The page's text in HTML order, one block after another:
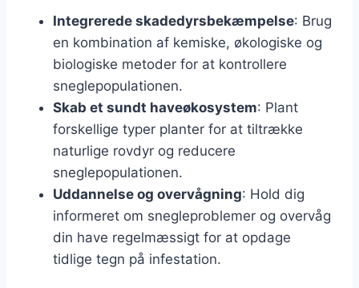
Integrerede skadedyrsbekæmpelse: Brug
en kombination af kemiske, økologiske og
biologiske metoder for at kontrollere
sneglepopulationen.
Skab et sundt haveøkosystem: Plant
forskellige typer planter for at tiltrække
naturlige rovdyr og reducere
sneglepopulationen.
Uddannelse og overvågning: Hold dig
informeret om snegleproblemer og overvåg
din have regelmæssigt for at opdage
tidlige tegn på infestation.